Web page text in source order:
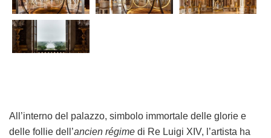
All’interno del palazzo, simbolo immortale delle glorie e
delle follie dell’ancien régime di Re Luigi XIV, l’artista ha